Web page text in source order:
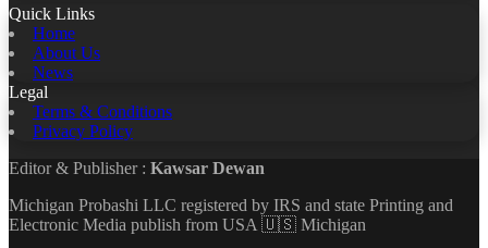
Quick Links
Home
About Us
News
Legal
Terms & Conditions
Privacy Policy
Editor & Publisher : Kawsar Dewan
Michigan Probashi LLC registered by IRS and state Printing and
Electronic Media publish from USA 🇺🇸 Michigan